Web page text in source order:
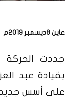
عاين 8ديسمبر 2019م
جددت الحركة
بقيادة عبد
على أسس